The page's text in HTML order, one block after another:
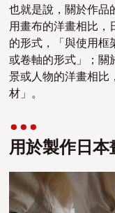
也就是說，關於作品
用畫布的洋畫相比，
的形式，「與使用
或卷軸的形式」；關
景或人物的洋畫相比
材」。
用於製作日